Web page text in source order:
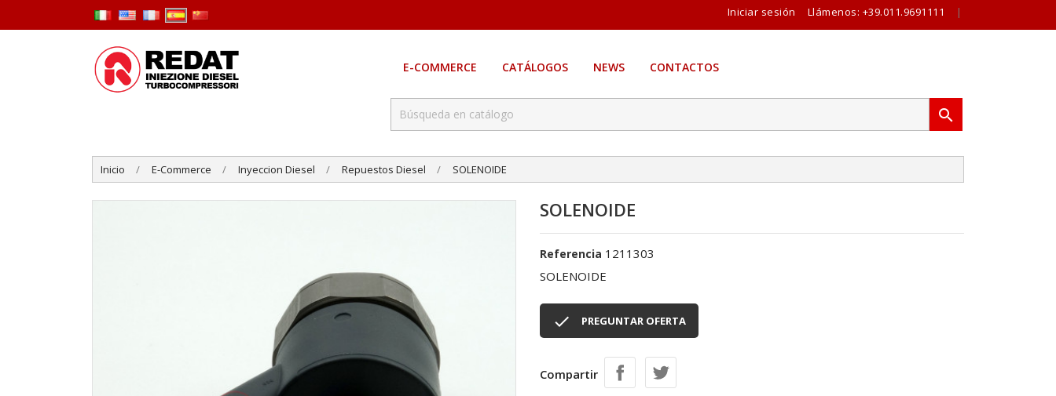
Iniciar sesión Llámenos: +39.011.9691111 |
E-COMMERCE CATÁLOGOS NEWS CONTACTOS

Inicio E-Commerce Inyeccion Diesel Repuestos Diesel SOLENOIDE
SOLENOIDE
Referencia 1211303
SOLENOIDE
 PREGUNTAR OFERTA
Compartir